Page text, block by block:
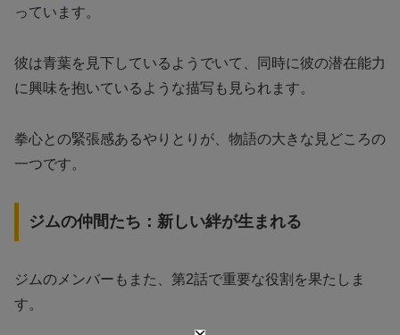
っています。
彼は青葉を見下しているようでいて、同時に彼の潜在能力
に興味を抱いているような描写も見られます。
拳心との緊張感あるやりとりが、物語の大きな見どころの
一つです。
ジムの仲間たち：新しい絆が生まれる
ジムのメンバーもまた、第2話で重要な役割を果たしま
す。